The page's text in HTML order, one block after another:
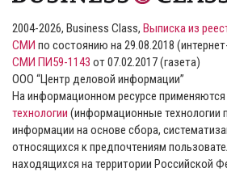
2004-2026, Business Class, Выписка из
СМИ по состоянию на 29.08.2018
СМИ ПИ59-1143 от 07.02.2017 (газета)
ООО “Центр деловой информации”
На информационном ресурсе применяются
технологии (информационные технологии
информации на основе сбора,
относящихся к предпочтениям
находящихся на территории Российской